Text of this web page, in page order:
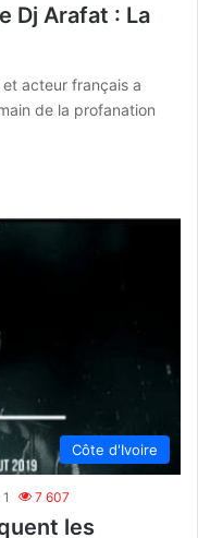
Dj Arafat : La
acteur français a
de la profanation
Côte d'Ivoire
1 7 607
les